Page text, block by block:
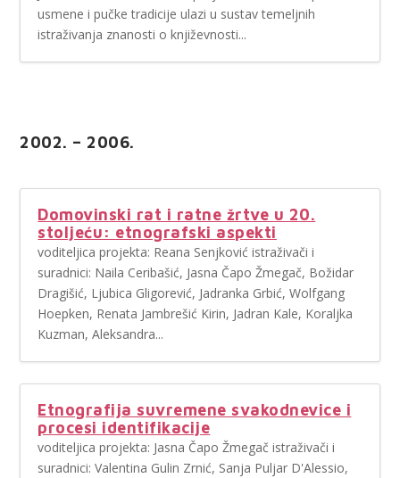
usmene i pučke tradicije ulazi u sustav temeljnih
istraživanja znanosti o književnosti...
2002. – 2006.
Domovinski rat i ratne žrtve u 20.
stoljeću: etnografski aspekti
voditeljica projekta: Reana Senjković istraživači i
suradnici: Naila Ceribašić, Jasna Čapo Žmegač, Božidar
Dragišić, Ljubica Gligorević, Jadranka Grbić, Wolfgang
Hoepken, Renata Jambrešić Kirin, Jadran Kale, Koraljka
Kuzman, Aleksandra...
Etnografija suvremene svakodnevice i
procesi identifikacije
voditeljica projekta: Jasna Čapo Žmegač istraživači i
suradnici: Valentina Gulin Zrnić, Sanja Puljar D'Alessio,